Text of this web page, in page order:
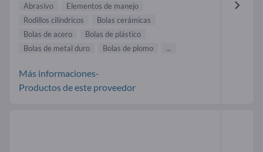
Abrasivo
Elementos de manejo
Rodillos cilíndricos
Bolas cerámicas
Bolas de acero
Bolas de plástico
Bolas de metal duro
Bolas de plomo ...
Más informaciones-
Productos de este proveedor